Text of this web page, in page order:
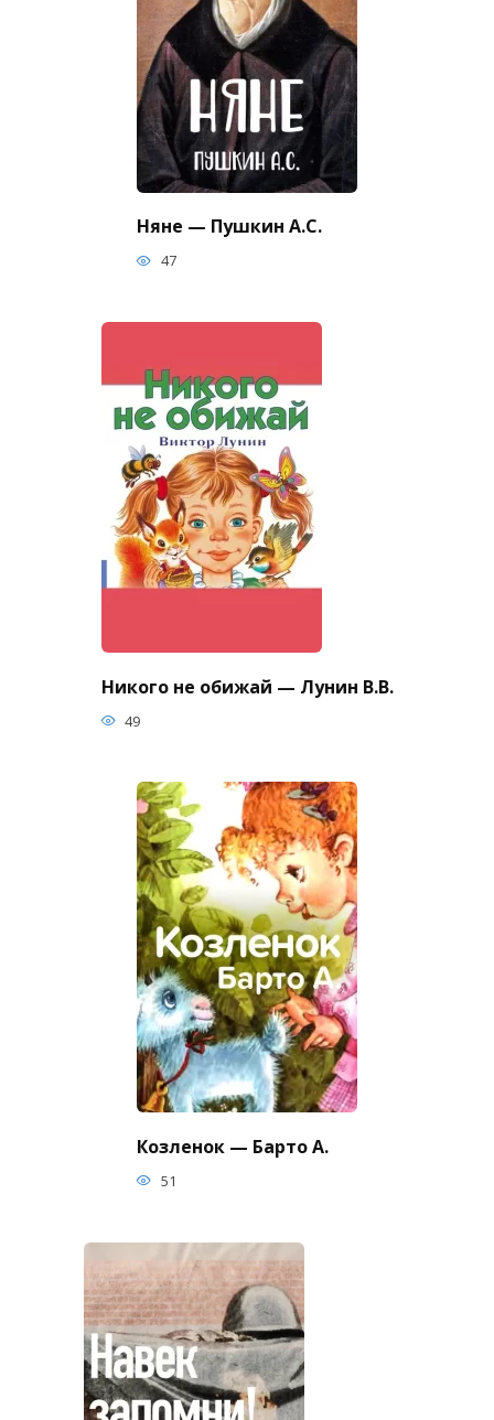
Няне — Пушкин А.С.
47
Никого не обижай — Лунин В.В.
49
Козленок — Барто А.
51